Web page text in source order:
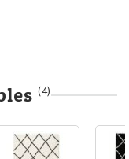
(4)